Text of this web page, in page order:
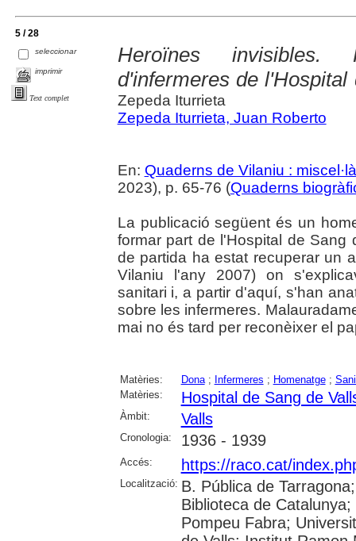
5 / 28
seleccionar
imprimir
Text complet
Heroïnes invisibles.
d'infermeres de
Zepeda Iturrieta
Zepeda Iturrieta, Juan Roberto
En: Quaderns de Vilaniu :
2023), p. 65-76 (Quaderns
La publicació següent és un
formar part de l'Hospital de Sang
de partida ha estat recuperar un
Vilaniu l'any 2007) on
sanitari i, a partir d'aquí, s'han
sobre les infermeres.
mai no és tard per reconèixer el
Matèries: Dona; Infermeres ; Homenatge;
Matèries:
Hospital de Sang de
Àmbit: Valls
Cronologia: 1936 - 1939
Accés: https://raco.cat/
Localització: B. Pública de
Biblioteca de
Pompeu Fabra;